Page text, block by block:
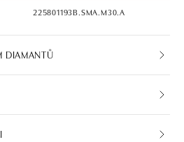
225801193B.SMA.M30.A
DIAMANTŮ